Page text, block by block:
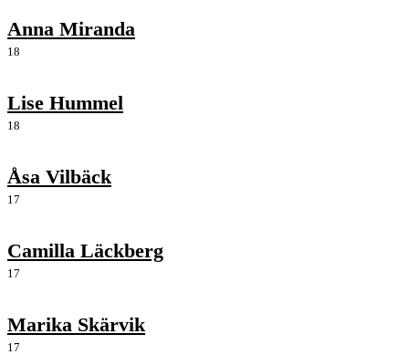
Anna Miranda
18
Lise Hummel
18
Åsa Vilbäck
17
Camilla Läckberg
17
Marika Skärvik
17